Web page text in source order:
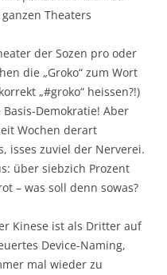
Theaters
der Sozen pro oder
die „Groko“ zum Wort
„#groko“ heissen?!)
Demokratie! Aber
Wochen derart
isses zuviel der Nerverei.
über siebzich Prozent
– was soll denn sowas?
Kinese ist als Dritter auf
Device-Naming,
mal wieder zu